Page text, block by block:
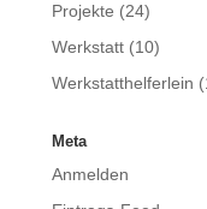
Projekte (24)
Werkstatt(10)
Werkstatthelferlein
Meta
Anmelden